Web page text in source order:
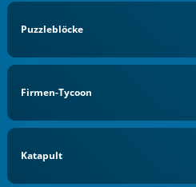
Puzzleblöcke
Firmen-Tycoon
Katapult